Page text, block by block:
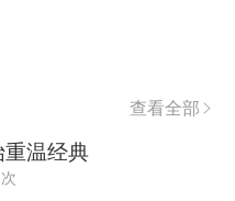
查看全部
重温经典